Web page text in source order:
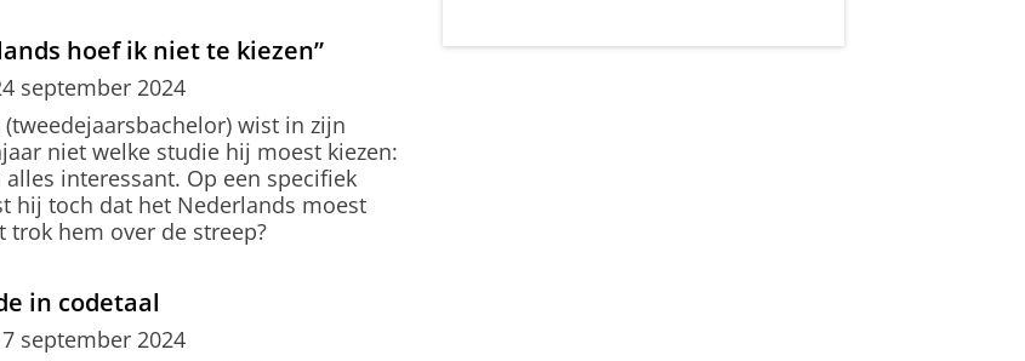
hoef ik niet te kiezen”
september 2024
(tweedejaarsbachelor) wist in zijn
niet welke studie hij moest kiezen:
interessant. Op een specifiek
hij toch dat het Nederlands moest
trok hem over de streep?
in codetaal
september 2024